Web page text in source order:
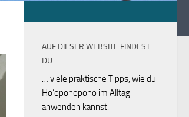
AUF DIESER WEBSITE FINDEST
DU …
… viele praktische Tipps, wie du
Ho’oponopono im Alltag
anwenden kannst.